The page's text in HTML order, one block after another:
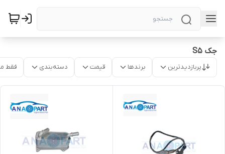
جک S5
پربازدیدترین برندها قیمت دسته‌بندی فقط